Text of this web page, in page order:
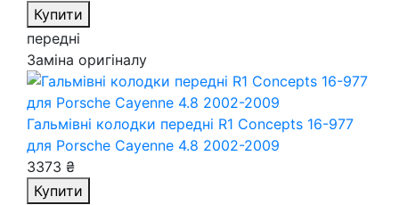
Купити
передні
Заміна оригіналу
Гальмівні колодки передні R1 Concepts 16-977
для Porsche Cayenne 4.8 2002-2009
3373 ₴
Купити